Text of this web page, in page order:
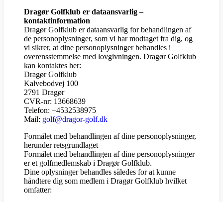
Dragør Golfklub er dataansvarlig –
kontaktinformation
Dragør Golfklub er dataansvarlig for behandlingen af
de personoplysninger, som vi har modtaget fra dig, og
vi sikrer, at dine personoplysninger behandles i
overensstemmelse med lovgivningen. Dragør Golfklub
kan kontaktes her:
Dragør Golfklub
Kalvebodvej 100
2791 Dragør
CVR-nr: 13668639
Telefon: +4532538975
Mail: golf@dragor-golf.dk
Formålet med behandlingen af dine personoplysninger,
herunder retsgrundlaget
Formålet med behandlingen af dine personoplysninger
er et golfmedlemskab i Dragør Golfklub.
Dine oplysninger behandles således for at kunne
håndtere dig som medlem i Dragør Golfklub hvilket
omfatter: